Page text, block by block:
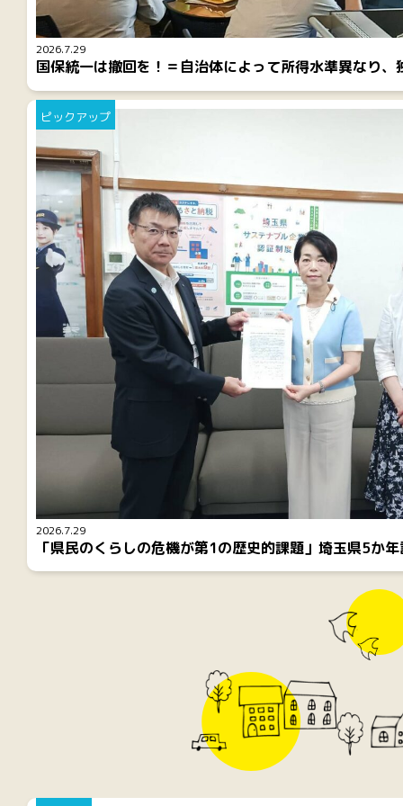
2026.7.29
国保統一は撤回を！＝自治体によって所得水準異なり、
2026.7.29
ピックアップ
「県民のくらしの危機が第1の歴史的課題」埼玉県5か